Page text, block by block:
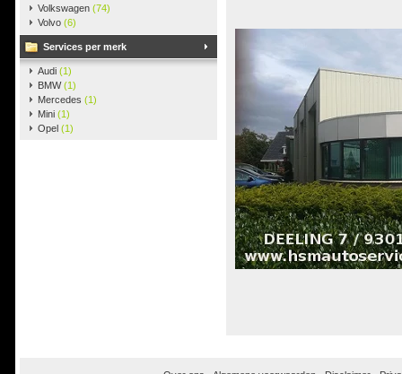
Volkswagen (74)
Volvo (6)
Services per merk
Audi (1)
BMW(1)
Mercedes (1)
Mini (1)
Opel (1)